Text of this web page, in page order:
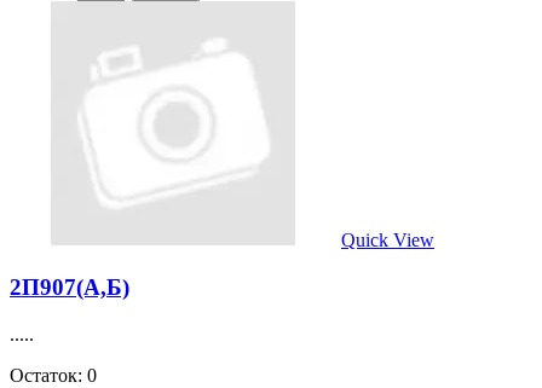
Quick View
2П907(А,Б)
.....
Остаток: 0